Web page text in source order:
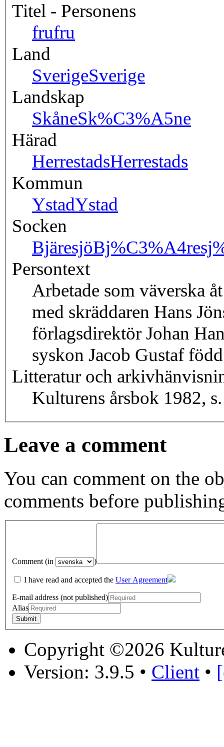
Titel - Personens
frufru
Land
SverigeSverige
Landskap
SkåneSk%C3%A5ne
Härad
HerrestadsHerrestads
Kommun
YstadYstad
Socken
Bjäresjö
Persontext
Arbetade som väverska
med skräddaren Hans
förlagsdirektör Johan
syskon Jacob Gustaf
Litteratur och
Kulturens årsbok 1982,
Leave a comment
You can comment on the
comments before
Comment (in )
I have read and accepted the User Agreement
E-mail address (not published)
Alias
Copyright ©2026
Version: 3.9.5 • Client •